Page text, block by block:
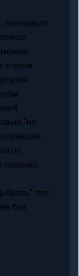
экономьте
можно
стенки
“на
по
тот,
без